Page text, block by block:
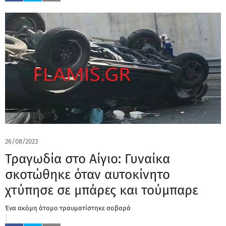
26/08/2023
Τραγωδία στο Αίγιο: Γυναίκα
σκοτώθηκε όταν αυτοκίνητο
χτύπησε σε μπάρες και τούμπαρε
Ένα ακόμη άτομο τραυματίστηκε σοβαρά